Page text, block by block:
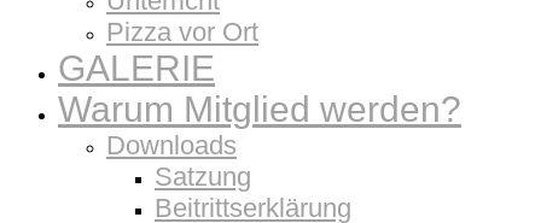
Pizza vor Ort
GALERIE
Warum Mitglied werden?
Downloads
Satzung
Beitrittserklärung